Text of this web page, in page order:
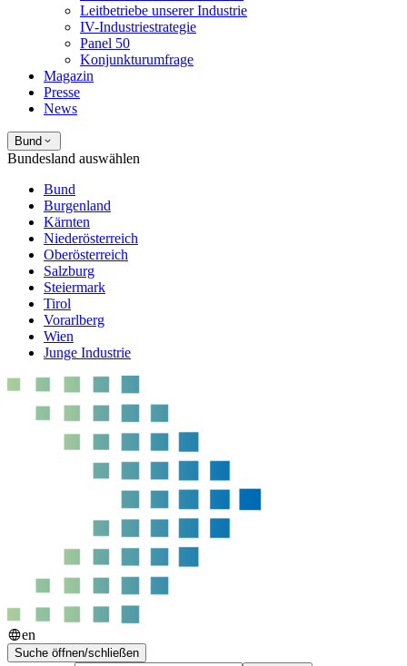
Leitbetriebe unserer Industrie
IV-Industriestrategie
Panel 50
Konjunkturumfrage
Magazin
Presse
News
Bund
Bundesland auswählen
Bund
Burgenland
Kärnten
Niederösterreich
Oberösterreich
Salzburg
Steiermark
Tirol
Vorarlberg
Wien
Junge Industrie
en
Suche öffnen/schließen